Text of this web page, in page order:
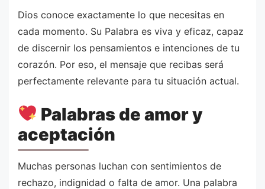
Dios conoce exactamente lo que necesitas en
cada momento. Su Palabra es viva y eficaz, capaz
de discernir los pensamientos e intenciones de tu
corazón. Por eso, el mensaje que recibas será
perfectamente relevante para tu situación actual.
Palabras de amor y
aceptación
Muchas personas luchan con sentimientos de
rechazo, indignidad o falta de amor. Una palabra